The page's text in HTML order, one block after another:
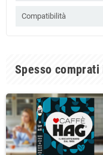
Compatibilità
Spesso comprati